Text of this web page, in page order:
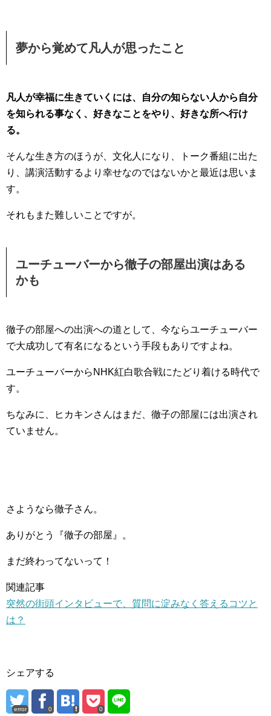
夢から覚めて凡人が思ったこと
凡人が幸福に生きていくには、自分の知らない人から自分
を知られる事なく、好きなことをやり、好きな所へ行け
る。
そんな生き方のほうが、文化人になり、トーク番組に出た
り、講演活動するより幸せなのではないかと最近は思いま
す。
それもまた難しいことですが。
ユーチューバーから徹子の部屋出演はある
かも
徹子の部屋への出演への道として、今ならユーチューバー
で大成功して有名になるという手段もありですよね。
ユーチューバーからNHK紅白歌合戦にたどり着ける時代で
す。
ちなみに、ヒカキンさんはまだ、徹子の部屋には出演され
ていません。
さようなら徹子さん。
ありがとう『徹子の部屋』。
まだ終わってないって！
関連記事
突然の街頭インタビューで、質問に淀みなく答えるコツと
は？
シェアする
error 0 0